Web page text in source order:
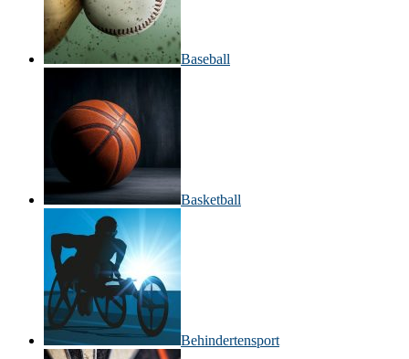
Baseball
Basketball
Behinderten­sport